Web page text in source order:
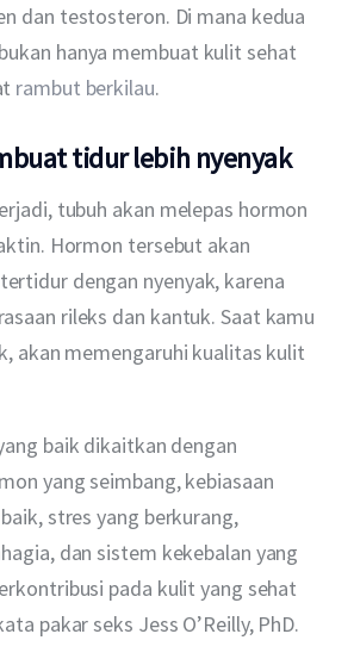
dan testosteron. Di mana kedua
hanya membuat kulit sehat
rambut berkilau.
tidur lebih nyenyak
tubuh akan melepas hormon
Hormon tersebut akan
dengan nyenyak, karena
rileks dan kantuk. Saat kamu
akan memengaruhi kualitas kulit
baik dikaitkan dengan
yang seimbang, kebiasaan
stres yang berkurang,
dan sistem kekebalan yang
pada kulit yang sehat
pakar seks Jess O’Reilly, PhD.